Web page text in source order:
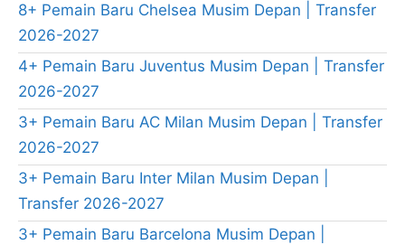
8+ Pemain Baru Chelsea Musim Depan | Transfer
2026-2027
4+ Pemain Baru Juventus Musim Depan | Transfer
2026-2027
3+ Pemain Baru AC Milan Musim Depan | Transfer
2026-2027
3+ Pemain Baru Inter Milan Musim Depan |
Transfer 2026-2027
3+ Pemain Baru Barcelona Musim Depan |